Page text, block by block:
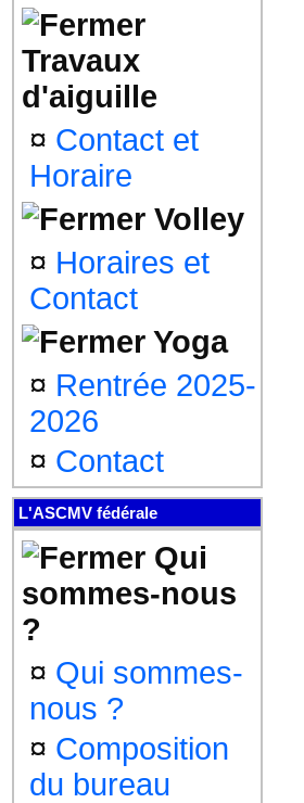
Travaux
d'aiguille
¤ Contact et
Horaire
Volley
¤ Horaires et
Contact
Yoga
¤ Rentrée 2025-
2026
¤ Contact
L'ASCMV fédérale
Qui
sommes-nous
?
¤ Qui sommes-
nous ?
¤ Composition
du bureau